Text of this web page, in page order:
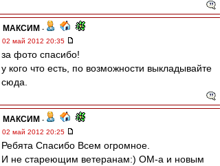
МАКСИМ -
02 май 2012 20:35
за фото спасибо!
у кого что есть, по возможности выкладывайте
сюда.
МАКСИМ -
02 май 2012 20:25
Ребята Спасибо Всем огромное.
И не стареющим ветеранам:) ОМ-а и новым